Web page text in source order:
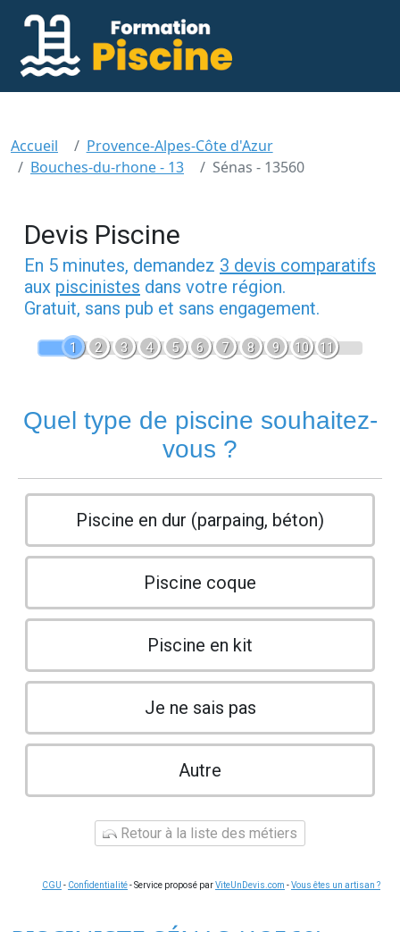
Accueil
Provence-Alpes-Côte d'Azur
Bouches-du-rhone - 13
Sénas - 13560
Devis Piscine
En 5 minutes, demandez 3 devis comparatifs
aux piscinistes dans votre région.
Gratuit, sans pub et sans engagement.
1 2 3 4 5 6 7 8 9 10 11
Quel type de piscine souhaitez-
vous ?
Piscine en dur (parpaing, béton)
Piscine coque
Piscine en kit
Je ne sais pas
Autre
Retour à la liste des métiers
CGU - Confidentialité- Service proposé parViteUnDevis.com -Vous êtes un artisan ?